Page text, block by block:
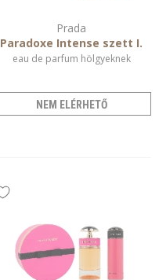
Prada
Paradoxe Intense szett I.
eau de parfum hölgyeknek
NEM ELÉRHETŐ